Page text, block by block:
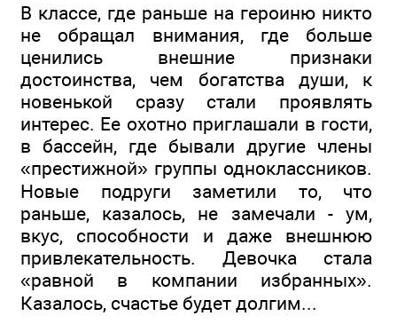
В классе, где раньше на героиню никто
не обращал внимания, где больше
ценились внешние признаки
достоинства, чем богатства души, к
новенькой сразу стали проявлять
интерес. Ее охотно приглашали в гости,
в бассейн, где бывали другие члены
«престижной» группы одноклассников.
Новые подруги заметили то, что
раньше, казалось, не замечали - ум,
вкус, способности и даже внешнюю
привлекательность. Девочка стала
«равной в компании избранных».
Казалось, счастье будет долгим...